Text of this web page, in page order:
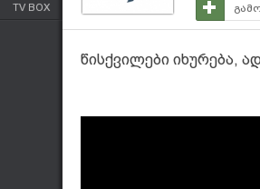
TV BOX
წისქვილები იხურება,